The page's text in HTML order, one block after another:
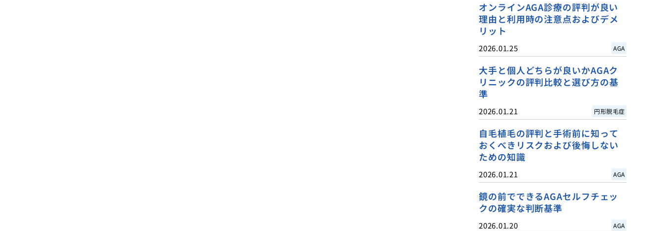
オンラインAGA診療の評判が良い
理由と利用時の注意点およびデメ
リット
2026.01.25 AGA
大手と個人どちらが良いかAGAク
リニックの評判比較と選び方の基
準
2026.01.21 円形脱毛症
自毛植毛の評判と手術前に知って
おくべきリスクおよび後悔しない
ための知識
2026.01.21 AGA
鏡の前でできるAGAセルフチェッ
クの確実な判断基準
2026.01.20 AGA